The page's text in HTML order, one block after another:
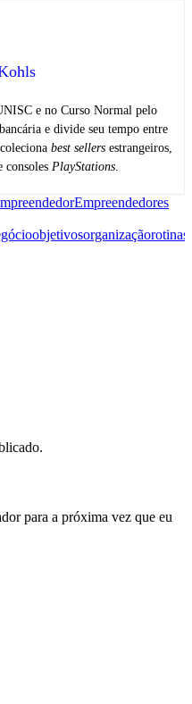
e no Curso Normal pelo
e divide seu tempo entre
best sellers estrangeiros,
consoles PlayStations.
Empreendedores
objetivosorganizaçãorotina
para a próxima vez que eu